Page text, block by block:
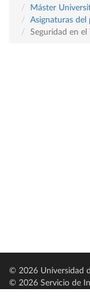
Máster
Asignaturas del
Seguridad en
© 2026 Universidad
© 2026 Servicio de